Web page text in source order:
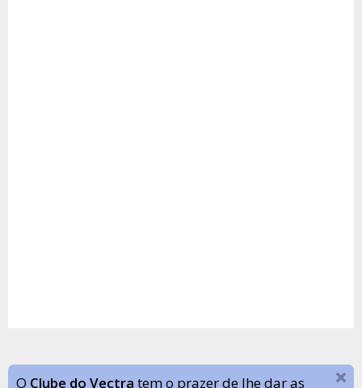
O Clube do Vectra tem o prazer de lhe dar as